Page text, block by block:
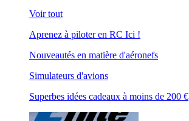
Voir tout
Aprenez à piloter en RC Ici !
Nouveautés en matière d'aéronefs
Simulateurs d'avions
Superbes idées cadeaux à moins de 200 €